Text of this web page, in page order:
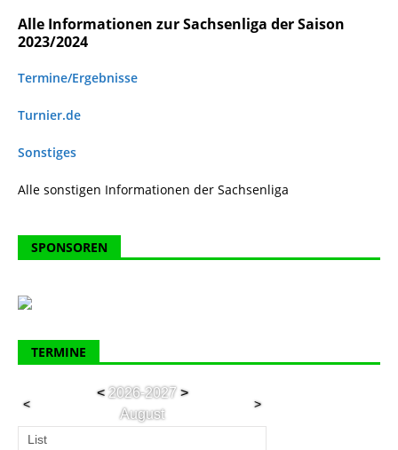
Alle Informationen zur Sachsenliga der Saison
2023/2024
Termine/Ergebnisse
Turnier.de
Sonstiges
Alle sonstigen Informationen der Sachsenliga
SPONSOREN
TERMINE
<
<2026-2027 >
August
>
List